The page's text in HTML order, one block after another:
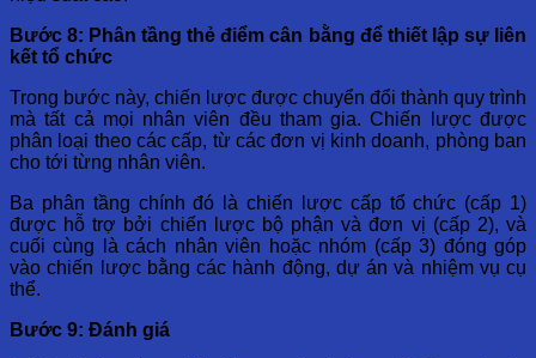
Bước 8: Phân tầng thẻ điểm cân bằng để thiết lập sự liên
kết tổ chức
Trong bước này, chiến lược được chuyển đổi thành quy trình
mà tất cả mọi nhân viên đều tham gia. Chiến lược được
phân loại theo các cấp, từ các đơn vị kinh doanh, phòng ban
cho tới từng nhân viên.
Ba phân tầng chính đó là chiến lược cấp tổ chức (cấp 1)
được hỗ trợ bởi chiến lược bộ phận và đơn vị (cấp 2), và
cuối cùng là cách nhân viên hoặc nhóm (cấp 3) đóng góp
vào chiến lược bằng các hành động, dự án và nhiệm vụ cụ
thể.
Bước 9: Đánh giá